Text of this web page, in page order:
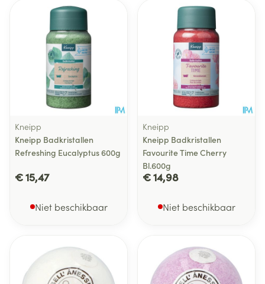
Kneipp
Kneipp Badkristallen
Refreshing Eucalyptus 600g
€ 15,47
Niet beschikbaar
Kneipp
Kneipp Badkristallen
Favourite Time Cherry
Bl.600g
€ 14,98
Niet beschikbaar